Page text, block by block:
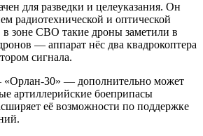
для разведки и целеуказания. Он
радиотехнической и оптической
в зоне СВО такие дроны заметили в
— аппарат нёс два квадрокоптера
сигнала.
«Орлан-30» — дополнительно может
артиллерийские боеприпасы
её возможности по поддержке